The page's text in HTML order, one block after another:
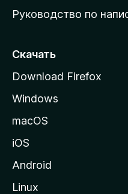
ю
т
а
н
у
M
Руководство по
Скачать
Download Firefox
Windows
macOS
iOS
Android
Linux